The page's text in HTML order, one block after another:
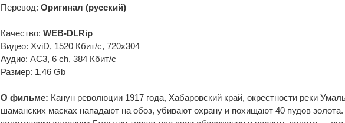
Перевод: Оригинал (русский)
Качество: WEB-DLRip
Видео: XviD, 1520 Кбит/с, 720x304
Аудио: AC3, 6 ch, 384 Кбит/с
Размер: 1,46 Gb
О фильме: Канун революции 1917 года, Хабаровский край, окрестности реки
шаманских масках нападают на обоз, убивают охрану и похищают 40 пудов золота.